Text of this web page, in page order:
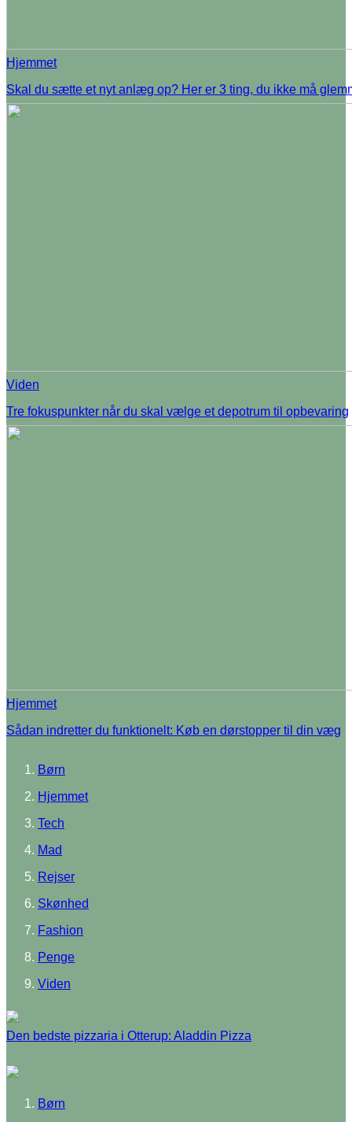
Hjemmet
Skal du sætte et nyt anlæg op? Her er 3 ting, du ikke må
Viden
Tre fokuspunkter når du skal vælge et depotrum til opbevaring
Hjemmet
Sådan indretter du funktionelt: Køb en dørstopper til din væg
Børn
Hjemmet
Tech
Mad
Rejser
Skønhed
Fashion
Penge
Viden
Den bedste pizzaria i Otterup: Aladdin Pizza
Børn